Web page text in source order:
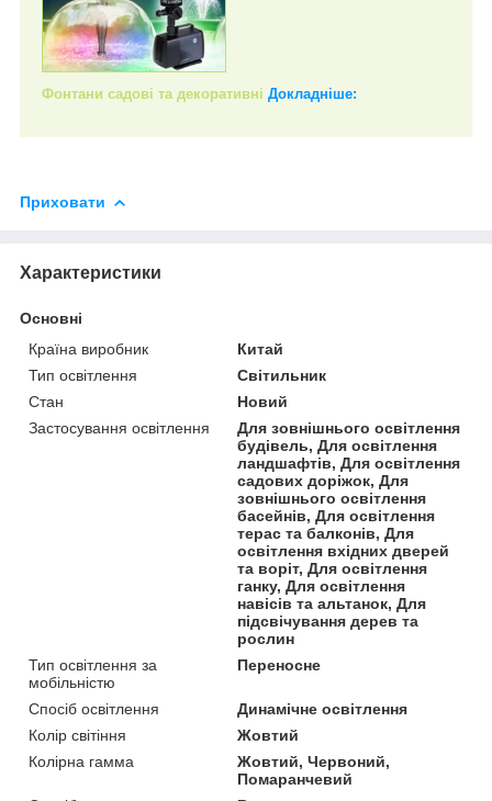
Фонтани садові та декоративні Докладніше:
Приховати
Характеристики
Основні
Країна виробник
Китай
Тип освітлення
Світильник
Стан
Новий
Застосування освітлення
Для зовнішнього освітлення
будівель, Для освітлення
ландшафтів, Для освітлення
садових доріжок, Для
зовнішнього освітлення
басейнів, Для освітлення
терас та балконів, Для
освітлення вхідних дверей
та воріт, Для освітлення
ганку, Для освітлення
навісів та альтанок, Для
підсвічування дерев та
рослин
Тип освітлення за
мобільністю
Переносне
Спосіб освітлення
Динамічне освітлення
Колір світіння
Жовтий
Колірна гамма
Жовтий, Червоний,
Помаранчевий